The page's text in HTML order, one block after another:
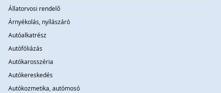
Állatorvosi rendelő
Árnyékolás, nyílászáró
Autóalkatrész
Autófóliázás
Autókarosszéria
Autókereskedés
Autókozmetika, autómosó